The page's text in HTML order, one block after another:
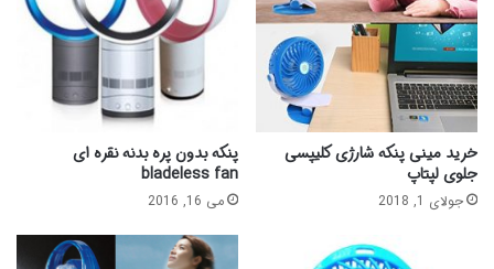
خرید مینی پنکه شارژی کلیپسی
جلوی لپتاپ
جولای 1, 2018
پنکه بدون پره بدنه نقره ای
bladeless fan
می 16, 2016